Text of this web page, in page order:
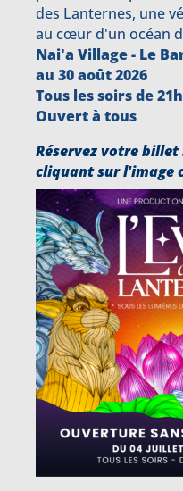
Gérer le
cookies
Pour offrir les meilleures
telles que les cookies pour
appareils. Le fait de consentir
traiter des données telles que
uniques sur ce site. Le fait de
consentement peut avoir un
caractéristiques et fonctions.
Voir
Politique
Offrez-
tout
de nos
Cette année,
deux Packs
fête jusqu’au
profiter
l’année 2025 !
Attention, offre
pour le Réveillon
au Restaurant
Pack 2
31/12/2024 au
• Deux nuits en
des Lanternes, une
au cœur d'un océan
Nai'a Village - Le
au 30 août 2026
Tous les soirs de
Ouvert à tous
Réservez votre
cliquant sur l'image